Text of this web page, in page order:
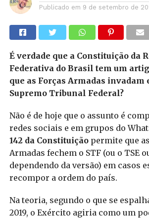
Publicado em 9 de setembro de
É verdade que a Constituição da
Federativa do Brasil tem um
que as Forças Armadas invadam
Supremo Tribunal Federal?
Não é de hoje que o assunto é
redes sociais e em grupos do
142 da Constituiçãopermite que
Armadas fechem o STF (ou o TSE
dependendo da versão) em casos
recompor a ordem do país.
Na teoria, segundo o que se
2019, o Exército agiria como um